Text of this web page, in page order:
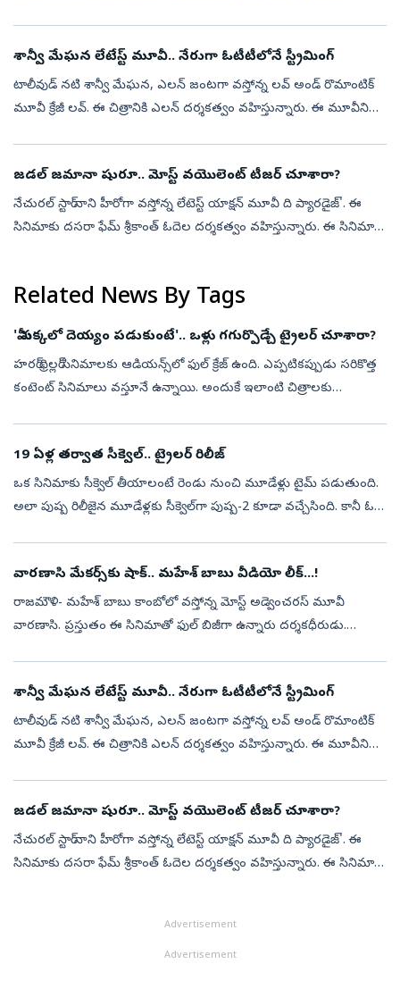
శాన్వీ మేఘన లేటేస్ట్ మూవీ.. నేరుగా ఓటీటీలోనే స్ట్రీమింగ్
టాలీవుడ్ నటి శాన్వీ మేఘన, ఎలన్ జంటగా వస్తోన్న లవ్ అండ్ రొమాంటిక్
మూవీ క్రేజీ లవ్. ఈ చిత్రానికి ఎలన్ దర్శకత్వం వహిస్తున్నారు. ఈ మూవీని
జడల్ జమానా షురూ.. మోస్ట్ వయొలెంట్‌ టీజర్‌ చూశారా?
నేచురల్ స్టార్ నాని హీరోగా వస్తోన్న లేటెస్ట్ యాక్షన్‌ మూవీ ది ప్యారడైజ్'. ఈ
సినిమాకు దసరా ఫేమ్ శ్రీకాంత్ ఓదెల దర్శకత్వం వహిస్తున్నారు. ఈ సినిమా
Related News By Tags
'మీ పక్కలో దెయ్యం పడుకుంటే'.. ఒళ్లు గగుర్పొడ్చే ట్రైలర్ చూశారా?
హరర్ థ్రిల్లర్‌ సినిమాలకు ఆడియన్స్‌లో ఫుల్ క్రేజ్ ఉంది. ఎప్పటికప్పుడు సరికొత్త
కంటెంట్‌ సినిమాలు వస్తూనే ఉన్నాయి. అందుకే ఇలాంటి చిత్రాలకు
19 ఏళ్ల తర్వాత సీక్వెల్.. ట్రైలర్ రిలీజ్
ఒక సినిమాకు సీక్వెల్‌ తీయాలంటే రెండు నుంచి మూడేళ్లు టైమ్ పడుతుంది.
అలా పుష్ప రిలీజైన మూడేళ్లకు సీక్వెల్‌గా పుష్ప-2 కూడా వచ్చేసింది. కానీ ఓ
వారణాసి మేకర్స్‌కు షాక్.. మహేశ్ బాబు వీడియో లీక్...!
రాజమౌళి- మహేశ్‌ బాబు కాంబోలో వస్తోన్న మోస్ట్ అడ్వెంచరస్‌ మూవీ
వారణాసి. ప్రస్తుతం ఈ సినిమాతో ఫుల్ బిజీగా ఉన్నారు దర్శకధీరుడు.
శాన్వీ మేఘన లేటేస్ట్ మూవీ.. నేరుగా ఓటీటీలోనే స్ట్రీమింగ్
టాలీవుడ్ నటి శాన్వీ మేఘన, ఎలన్ జంటగా వస్తోన్న లవ్ అండ్ రొమాంటిక్
మూవీ క్రేజీ లవ్. ఈ చిత్రానికి ఎలన్ దర్శకత్వం వహిస్తున్నారు. ఈ మూవీని
జడల్ జమానా షురూ.. మోస్ట్ వయొలెంట్‌ టీజర్‌ చూశారా?
నేచురల్ స్టార్ నాని హీరోగా వస్తోన్న లేటెస్ట్ యాక్షన్‌ మూవీ ది ప్యారడైజ్'. ఈ
సినిమాకు దసరా ఫేమ్ శ్రీకాంత్ ఓదెల దర్శకత్వం వహిస్తున్నారు. ఈ సినిమా
Advertisement
Advertisement